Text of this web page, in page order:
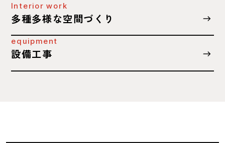
Interior work
多種多様な空間づくり
equipment
設備工事